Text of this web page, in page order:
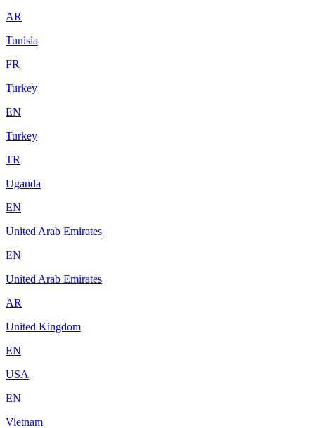
AR
Tunisia
FR
Turkey
EN
Turkey
TR
Uganda
EN
United Arab Emirates
EN
United Arab Emirates
AR
United Kingdom
EN
USA
EN
Vietnam